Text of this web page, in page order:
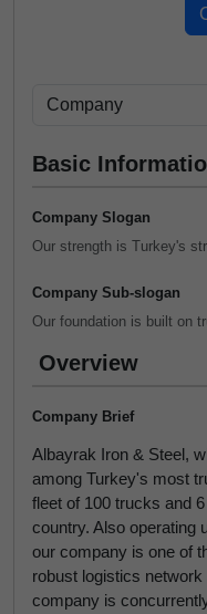
Basic
Company Slogan
Our strength is Turkey's
Company Sub-slogan
Our foundation is built on
Overview
Company Brief
Albayrak Iron & Steel,
among Turkey's most
fleet of 100 trucks and
country. Also operating
our company is one of
robust logistics
company is